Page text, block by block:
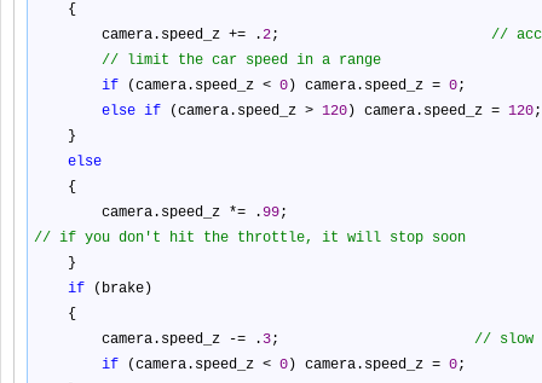
{
camera.speed_z += .2; //
// limit the car speed in a range
if (camera.speed_z < 0 ) camera.speed_z = 0
else if (camera.speed_z > 120 ) camera.speed_z = 120;
}
else
{
camera.speed_z *= .99;
// if you don't hit the throttle, it will stop soon
}
if (brake)
{
camera.speed_z
-= . 3; // slow
if (camera.speed_z < 0 ) camera.speed_z = 0;